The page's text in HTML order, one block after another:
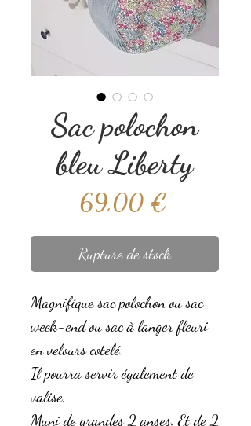
Sac polochon
bleu Liberty
69,00 €Prix
Rupture de stock
Magnifique sac polochon ou sac
week-end ou sac à langer fleuri
en velours cotelé.
Il pourra servir également de
valise.
Muni de grandes 2 anses. Et de 2